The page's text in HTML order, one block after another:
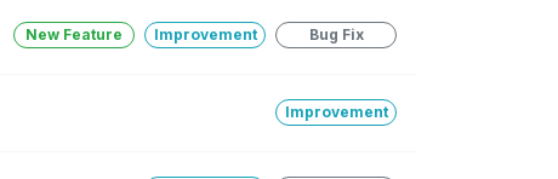
New Feature Improvement Bug Fix
Improvement